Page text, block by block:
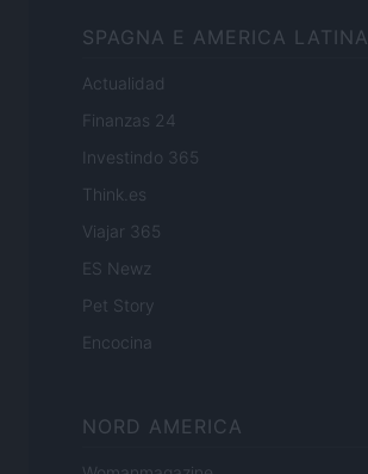
SPAGNA E AMERICA LATINA
Actualidad
Finanzas 24
Investindo 365
Think.es
Viajar 365
ES Newz
Pet Story
Encocina
NORD AMERICA